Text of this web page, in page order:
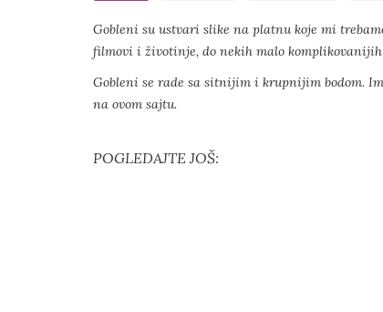
Gobleni su ustvari slike na platnu koje mi
filmovi i životinje, do nekih malo
Gobleni se rade sa sitnijim i krupnijim bodom.
na ovom sajtu.
POGLEDAJTE JOŠ: